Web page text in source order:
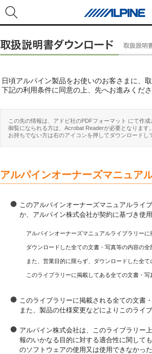
日頃アルパイン製品をお使いのお客さまに、
下記の利用条件に同意の上、先へお進みくださ
この先の情報は、アドビ社のPDFフォーマット にて作成
御覧になられる方は、Acrobat Readerが必要となります。
お持ちでない方は右のアイコンを押してダウンロードし
アルパインオーナーズマニュア
このアルパインオーナーズマニュアルライ
か、アルパイン株式会社が契約に基づき使
アルパインオーナーズマニュアルライブラリー
ダウンロードした全ての文書・写真等の内容の
また、営業目的に限らず、ダウンロードした全
このライブラリーに掲載してある全ての文書・
このライブラリーに掲載される全ての文書
また、製品の仕様変更などによりこのライ
アルパイン株式会社は、このライブラリー
報のいかなる目的に対する適合性に関して
のソフトウェアの使用又は使用できなかっ